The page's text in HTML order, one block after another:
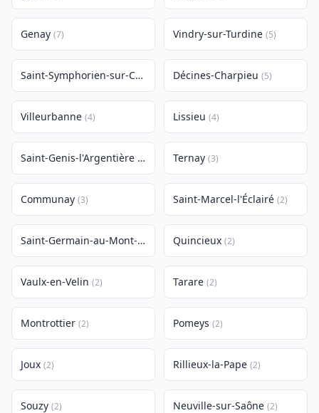
Genay (7) Vindry-sur-Turdine (5)
Saint-Symphorien-sur-Coise Décines-Charpieu (5)
Villeurbanne (4) Lissieu (4)
Saint-Genis-l'Argentière (3) Ternay (3)
Communay (3) Saint-Marcel-l'Éclairé (2)
Saint-Germain-au-Mont-d'Or Quincieux (2)
Vaulx-en-Velin (2) Tarare (2)
Montrottier (2) Pomeys (2)
Joux (2) Rillieux-la-Pape (2)
Souzy (2) Neuville-sur-Saône (2)